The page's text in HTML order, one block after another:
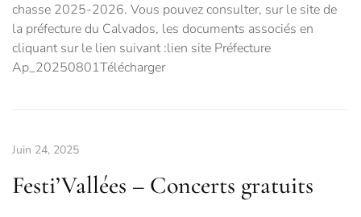
chasse 2025-2026. Vous pouvez consulter, sur le site de
la préfecture du Calvados, les documents associés en
cliquant sur le lien suivant :lien site Préfecture
Ap_20250801Télécharger
Juin 24, 2025
Festi’Vallées – Concerts gratuits